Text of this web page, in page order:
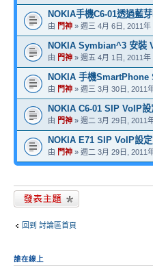
NOKIA手機C6-01透過藍
由 門神 » 週三 4月 6日, 2011年
NOKIA Symbian^3 安裝
由 門神 » 週五 4月 1日, 2011年
NOKIA 手機SmartPhone
由 門神 » 週三 3月 30日, 2011
NOKIA C6-01 SIP VoIP設
由 門神 » 週二 3月 29日, 2011
NOKIA E71 SIP VoIP設
由 門神 » 週二 3月 29日, 2011
發表新主題
回到 討論區首頁
誰在線上